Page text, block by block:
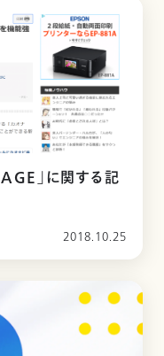
」に関する記
2018.10.25